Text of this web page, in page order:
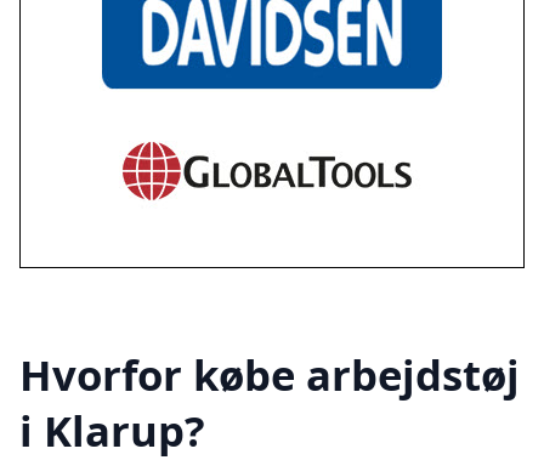
Hvorfor købe arbejdstøj
i Klarup?